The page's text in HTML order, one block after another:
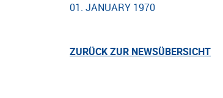
01. JANUARY 1970
ZURÜCK ZUR NEWSÜBERSICHT